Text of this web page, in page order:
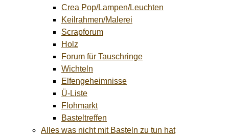
Crea Pop/Lampen/Leuchten
Keilrahmen/Malerei
Scrapforum
Holz
Forum für Tauschringe
Wichteln
Elfengeheimnisse
Ü-Liste
Flohmarkt
Basteltreffen
Alles was nicht mit Basteln zu tun hat